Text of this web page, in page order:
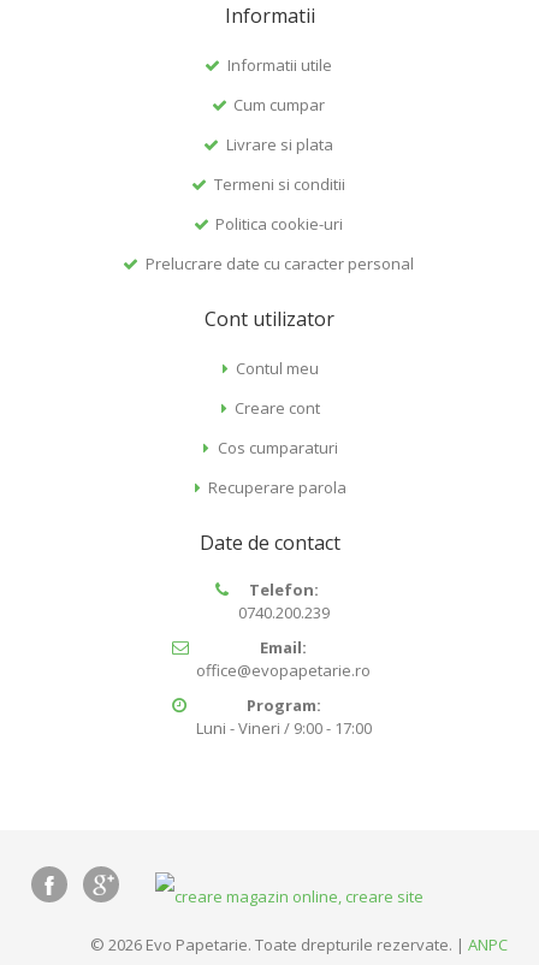
Informatii
Informatii utile
Cum cumpar
Livrare si plata
Termeni si conditii
Politica cookie-uri
Prelucrare date cu caracter personal
Cont utilizator
Contul meu
Creare cont
Cos cumparaturi
Recuperare parola
Date de contact
Telefon:
0740.200.239
Email:
office@evopapetarie.ro
Program:
Luni - Vineri / 9:00 - 17:00
© 2026 Evo Papetarie. Toate drepturile rezervate. | ANPC